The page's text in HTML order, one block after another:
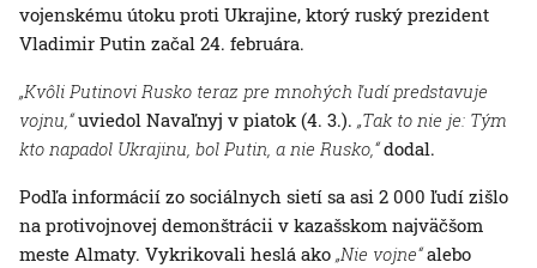
vojenskému útoku proti Ukrajine, ktorý ruský prezident
Vladimir Putin začal 24. februára.
„Kvôli Putinovi Rusko teraz pre mnohých ľudí predstavuje
vojnu,“uviedol Navaľnyj v piatok (4. 3.). „Tak to nie je: Tým
kto napadol Ukrajinu, bol Putin, a nie Rusko,“dodal.
Podľa informácií zo sociálnych sietí sa asi 2 000 ľudí zišlo
na protivojnovej demonštrácii v kazašskom najväčšom
meste Almaty. Vykrikovali heslá ako „Nie vojne“alebo